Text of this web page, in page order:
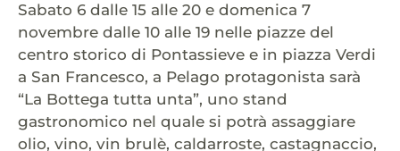
Sabato 6 dalle 15 alle 20 e domenica 7
novembre dalle 10 alle 19 nelle piazze del
centro storico di Pontassieve e in piazza Verdi
a San Francesco, a Pelago protagonista sarà
“La Bottega tutta unta”, uno stand
gastronomico nel quale si potrà assaggiare
olio, vino, vin brulè, caldarroste, castagnaccio,